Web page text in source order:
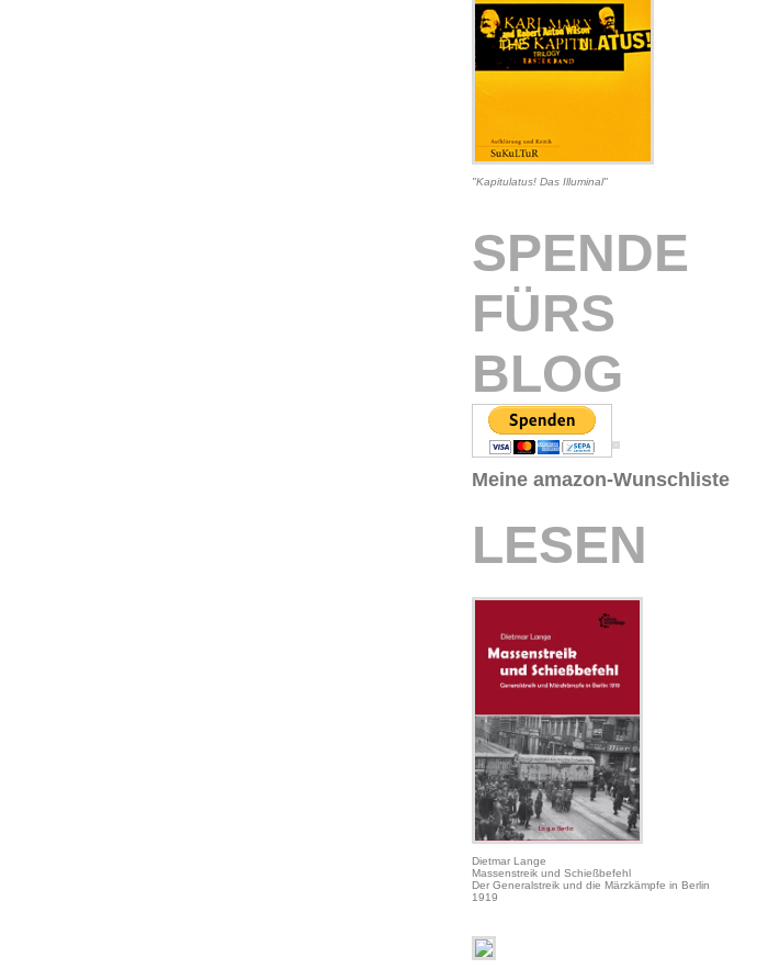
"Kapitulatus! Das Illuminal"
SPENDE
FÜRS
BLOG
Meine amazon-Wunschliste
LESEN
Dietmar Lange
Massenstreik und Schießbefehl
Der Generalstreik und die Märzkämpfe in Berlin
1919